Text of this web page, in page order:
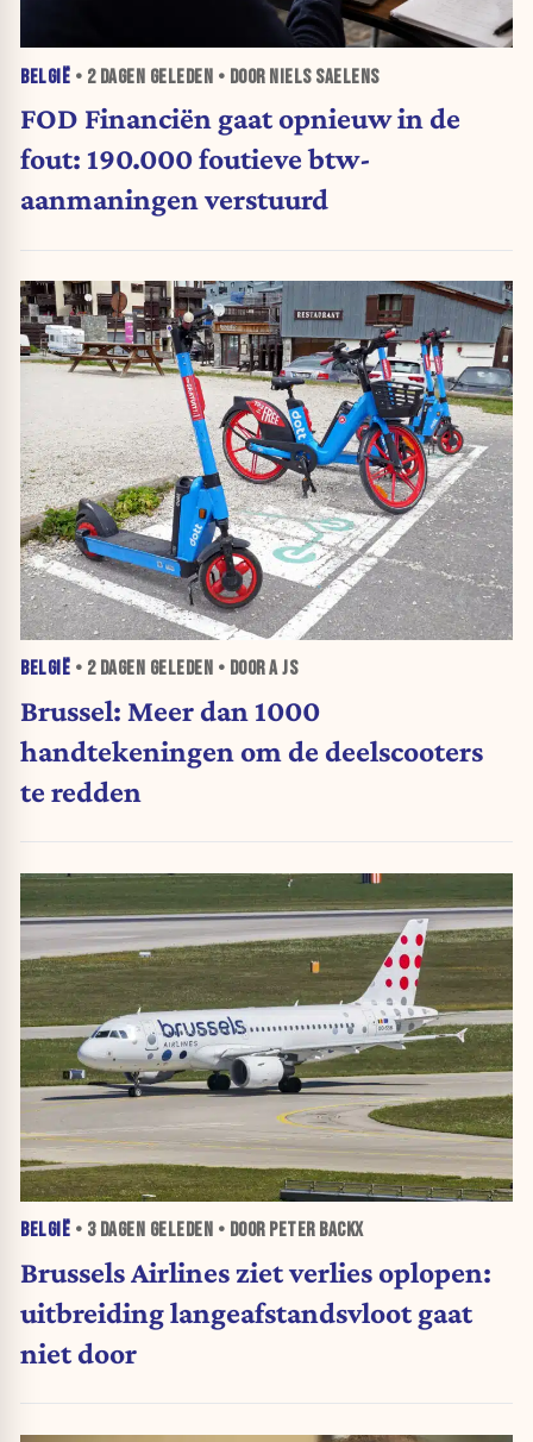
BELGIË • 2 DAGEN GELEDEN • DOOR NIELS SAELENS
FOD Financiën gaat opnieuw in de
fout: 190.000 foutieve btw-
aanmaningen verstuurd
BELGIË • 2 DAGEN GELEDEN • DOOR A JS
Brussel: Meer dan 1000
handtekeningen om de deelscooters
te redden
BELGIË • 3 DAGEN GELEDEN • DOOR PETER BACKX
Brussels Airlines ziet verlies oplopen:
uitbreiding langeafstandsvloot gaat
niet door